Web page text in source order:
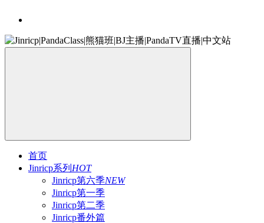
首页
Jinricp系列 HOT
Jinricp第六季NEW
Jinricp第一季
Jinricp第二季
Jinricp番外篇